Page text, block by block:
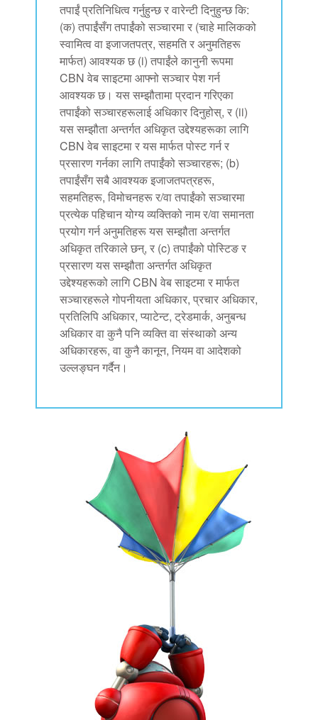
तपाईं प्रतिनिधित्व गर्नुहुन्छ र वारेन्टी दिनुहुन्छ कि:
(क) तपाईंसँग तपाईंको सञ्चारमा र (चाहे मालिकको
स्वामित्व वा इजाजतपत्र, सहमति र अनुमतिहरू
मार्फत) आवश्यक छ (i) तपाईंले कानुनी रूपमा
CBN वेब साइटमा आफ्नो सञ्चार पेश गर्न
आवश्यक छ। यस सम्झौतामा प्रदान गरिएका
तपाईंको सञ्चारहरूलाई अधिकार दिनुहोस्, र (ii)
यस सम्झौता अन्तर्गत अधिकृत उद्देश्यहरूका लागि
CBN वेब साइटमा र यस मार्फत पोस्ट गर्न र
प्रसारण गर्नका लागि तपाईंको सञ्चारहरू; (b)
तपाईंसँग सबै आवश्यक इजाजतपत्रहरू,
सहमतिहरू, विमोचनहरू र/वा तपाईंको सञ्चारमा
प्रत्येक पहिचान योग्य व्यक्तिको नाम र/वा समानता
प्रयोग गर्न अनुमतिहरू यस सम्झौता अन्तर्गत
अधिकृत तरिकाले छन्, र (c) तपाईंको पोस्टिङ र
प्रसारण यस सम्झौता अन्तर्गत अधिकृत
उद्देश्यहरूको लागि CBN वेब साइटमा र मार्फत
सञ्चारहरूले गोपनीयता अधिकार, प्रचार अधिकार,
प्रतिलिपि अधिकार, प्याटेन्ट, ट्रेडमार्क, अनुबन्ध
अधिकार वा कुनै पनि व्यक्ति वा संस्थाको अन्य
अधिकारहरू, वा कुनै कानून, नियम वा आदेशको
उल्लङ्घन गर्दैन।